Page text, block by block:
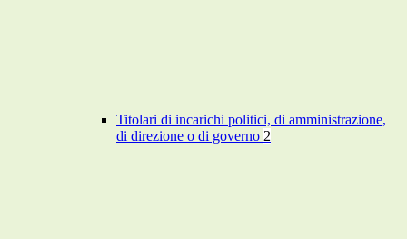
Titolari di incarichi politici, di amministrazione,
di direzione o di governo 2